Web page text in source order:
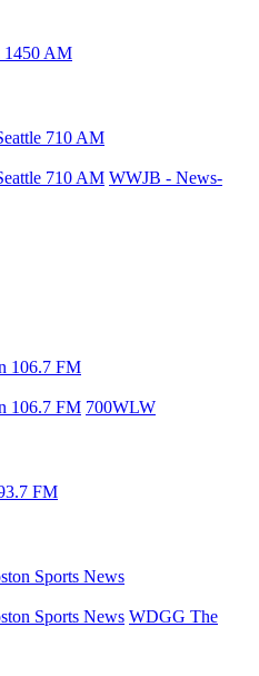
1450 AM
710 AM
710 AM WWJB - News-
106.7 FM
106.7 FM 700WLW
FM
Sports News
Sports News WDGG The